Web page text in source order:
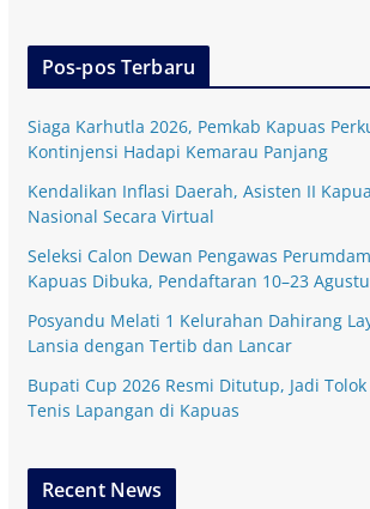
Pos-pos Terbaru
Siaga Karhutla 2026, Pemkab Kapuas
Kontinjensi Hadapi Kemarau Panjang
Kendalikan Inflasi Daerah, Asisten II
Nasional Secara Virtual
Seleksi Calon Dewan Pengawas
Kapuas Dibuka, Pendaftaran 10–23
Posyandu Melati 1 Kelurahan Dahirang
Lansia dengan Tertib dan Lancar
Bupati Cup 2026 Resmi Ditutup, Jadi
Tenis Lapangan di Kapuas
Recent News